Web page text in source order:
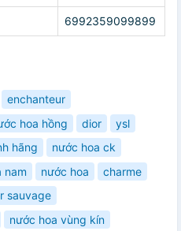
6992359099899
enchanteur
hoa hồng dior
ysl
hãng
nước hoa ck
nam nước hoa
charme
sauvage
nước hoa vùng kín